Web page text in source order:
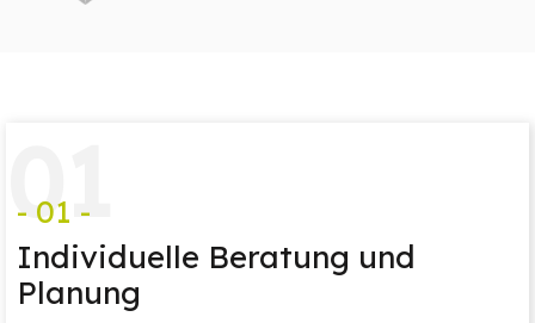
01
- 01 -
Individuelle Beratung und
Planung